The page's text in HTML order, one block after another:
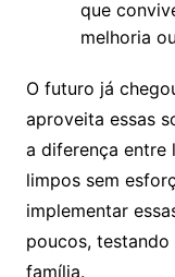
que
melhoria
O futuro já
aproveita essas
a diferença entre
limpos sem
implementar
poucos,
família.